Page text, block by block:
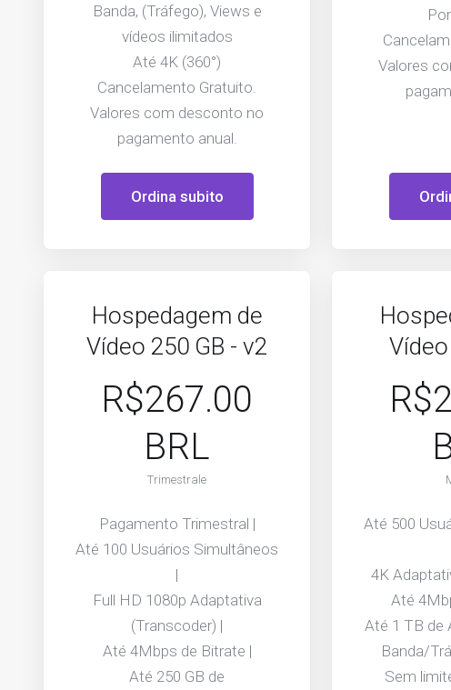
Banda, (Tráfego), Views e
vídeos ilimitados
Até 4K (360°)
Cancelamento Gratuito.
Valores com desconto no
pagamento anual.
Ordina subito
Valores
Hospedagem de
Vídeo 250 GB - v2
R$267.00
BRL
Trimestrale
Pagamento Trimestral |
Até 100 Usuários Simultâneos
|
Full HD 1080p Adaptativa
(Transcoder) |
Até 4Mbps de Bitrate |
Até 250 GB de
Até 500
4K
Até
Até 1 TB de
Banda/
Sem